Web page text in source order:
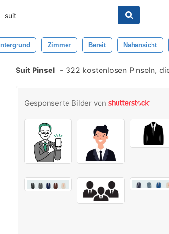
Zimmer Bereit Nahansicht
Suit Pinsel - 322 kostenlosen Pinseln,
Gesponserte Bilder von